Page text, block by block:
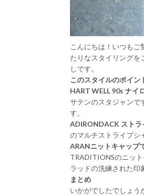
こんにちは！いつも
たりなスタイリングを
しです。
このスタイルのポイン
HART WELL 90s ナイ
サテンのスタジャンで
す。
ADIRONDACK スト
のマルチストライプシ
ARANニットキャップ
TRADITIONSのニッ
ラッドの洗練された印
まとめ
いかがでしたでしょう